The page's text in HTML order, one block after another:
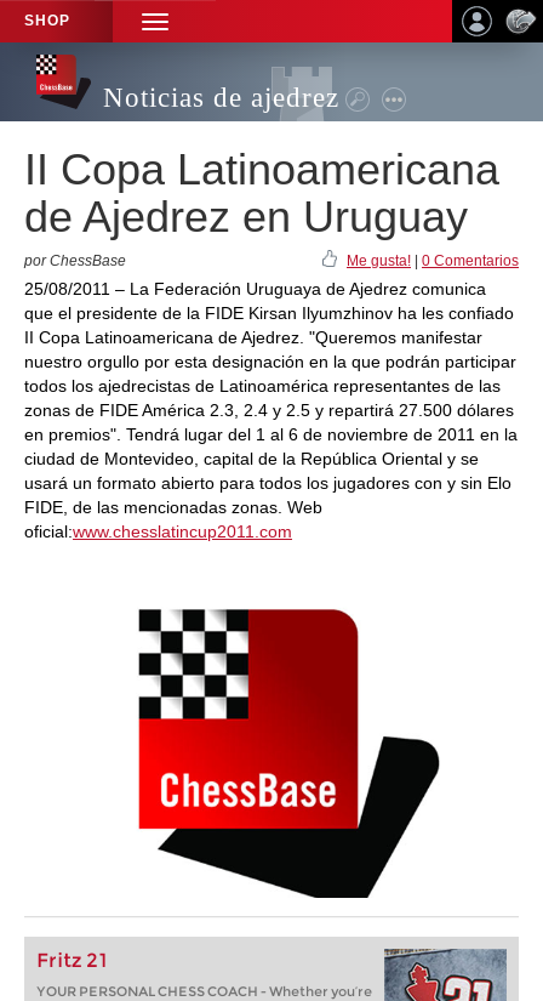
SHOP
TOGGLE
NAVIGATION
Noticias de ajedrez
II Copa Latinoamericana
de Ajedrez en Uruguay
por ChessBase Me gusta! 0 Comentarios
25/08/2011 – La Federación Uruguaya de Ajedrez comunica
que el presidente de la FIDE Kirsan Ilyumzhinov ha les confiado
II Copa Latinoamericana de Ajedrez. "Queremos manifestar
nuestro orgullo por esta designación en la que podrán participar
todos los ajedrecistas de Latinoamérica representantes de las
zonas de FIDE América 2.3, 2.4 y 2.5 y repartirá 27.500 dólares
en premios". Tendrá lugar del 1 al 6 de noviembre de 2011 en la
ciudad de Montevideo, capital de la República Oriental y se
usará un formato abierto para todos los jugadores con y sin Elo
FIDE, de las mencionadas zonas. Web
oficial:www.chesslatincup2011.com
Fritz 21
YOUR PERSONAL CHESS COACH - Whether you’re